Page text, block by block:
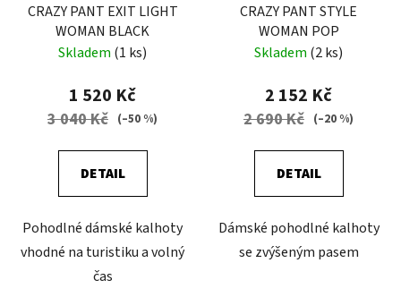
CRAZY PANT EXIT LIGHT
WOMAN BLACK
Skladem (1 ks)
1 520 Kč
3 040 Kč (–50 %)
DETAIL
Pohodlné dámské kalhoty
vhodné na turistiku a volný
čas
CRAZY PANT STYLE
WOMAN POP
Skladem (2 ks)
2 152 Kč
2 690 Kč (–20 %)
DETAIL
Dámské pohodlné kalhoty
se zvýšeným pasem